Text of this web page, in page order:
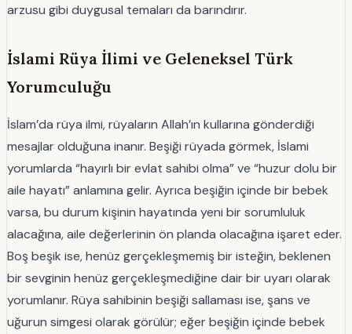
arzusu gibi duygusal temaları da barındırır.
İslami Rüya İlimi ve Geleneksel Türk
Yorumculuğu
İslam’da rüya ilmi, rüyaların Allah’ın kullarına gönderdiği
mesajlar olduğuna inanır. Beşiği rüyada görmek, İslami
yorumlarda “hayırlı bir evlat sahibi olma” ve “huzur dolu bir
aile hayatı” anlamına gelir. Ayrıca beşiğin içinde bir bebek
varsa, bu durum kişinin hayatında yeni bir sorumluluk
alacağına, aile değerlerinin ön planda olacağına işaret eder.
Boş beşik ise, henüz gerçekleşmemiş bir isteğin, beklenen
bir sevginin henüz gerçekleşmediğine dair bir uyarı olarak
yorumlanır. Rüya sahibinin beşiği sallaması ise, şans ve
uğurun simgesi olarak görülür; eğer beşiğin içinde bebek